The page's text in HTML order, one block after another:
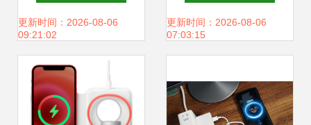
撑起大能量，iPad
和iPhone的双赢特
快线
更新时间：2026-08-06
09:21:02
无忧伙伴
更新时间：2026-08-06
07:03:15